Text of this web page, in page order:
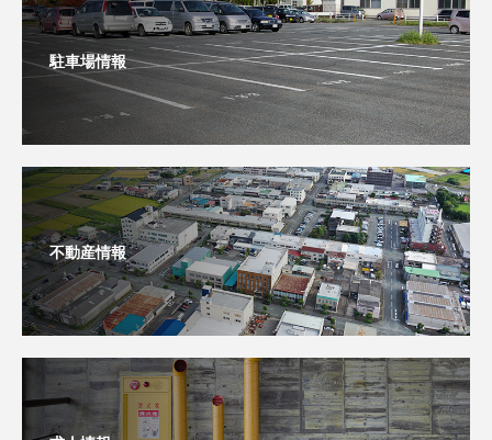
駐車場情報
不動産情報